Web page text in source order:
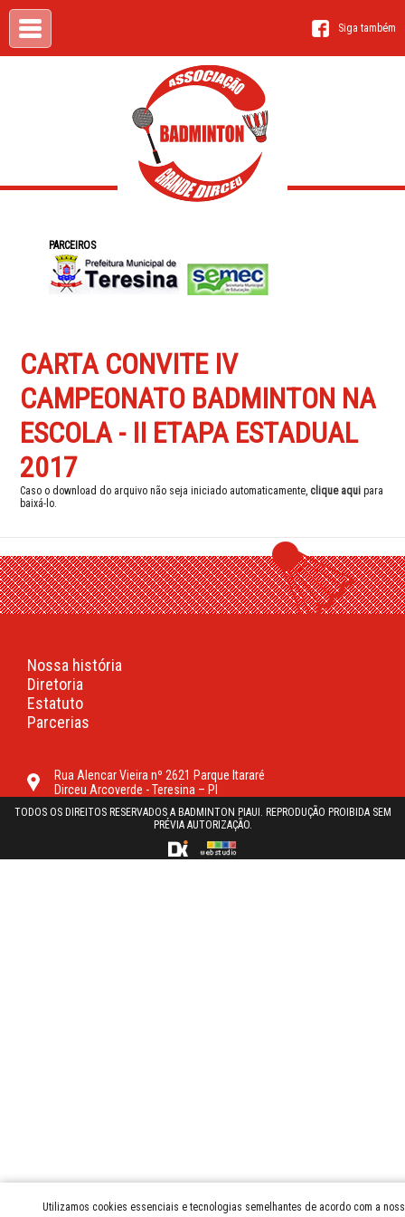
Siga também
PARCEIROS
CARTA CONVITE IV
CAMPEONATO BADMINTON NA
ESCOLA - II ETAPA ESTADUAL
2017
Caso o download do arquivo não seja iniciado automaticamente, clique aqui para
baixá-lo.
Nossa história
Diretoria
Estatuto
Parcerias
Rua Alencar Vieira nº 2621 Parque Itararé
Dirceu Arcoverde - Teresina – PI
TODOS OS DIREITOS RESERVADOS A BADMINTON PIAUI. REPRODUÇÃO PROIBIDA SEM
PRÉVIA AUTORIZAÇÃO.
Utilizamos cookies essenciais e tecnologias semelhantes de acordo com a